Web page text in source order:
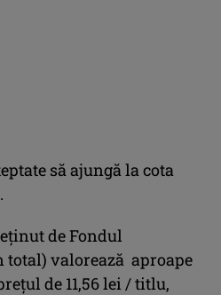
să ajungă la cota
de Fondul
total) valorează aproape
de 11,56 lei / titlu,